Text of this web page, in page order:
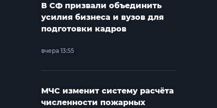
В СФ призвали объединить
усилия бизнеса и вузов для
подготовки кадров
вчера 13:55
МЧС изменит систему расчёта
численности пожарных